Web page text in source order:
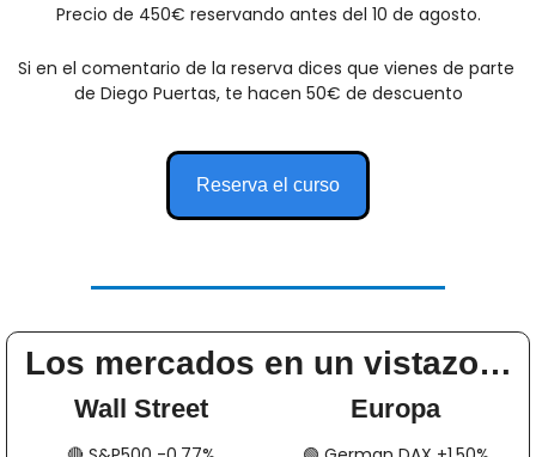
Precio de 450€ reservando antes del 10 de agosto.
Si en el comentario de la reserva dices que vienes de parte
de Diego Puertas, te hacen 50€ de descuento
Reserva el curso
Los mercados en un vistazo…
Wall Street Europa